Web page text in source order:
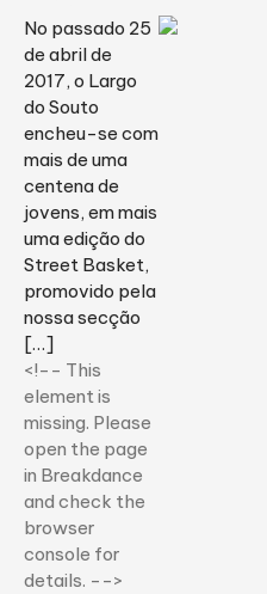
No passado 25
de abril de
2017, o Largo
do Souto
encheu-se com
mais de uma
centena de
jovens, em mais
uma edição do
Street Basket,
promovido pela
nossa secção
[…]
<!-- This
element is
missing. Please
open the page
in Breakdance
and check the
browser
console for
details. -->